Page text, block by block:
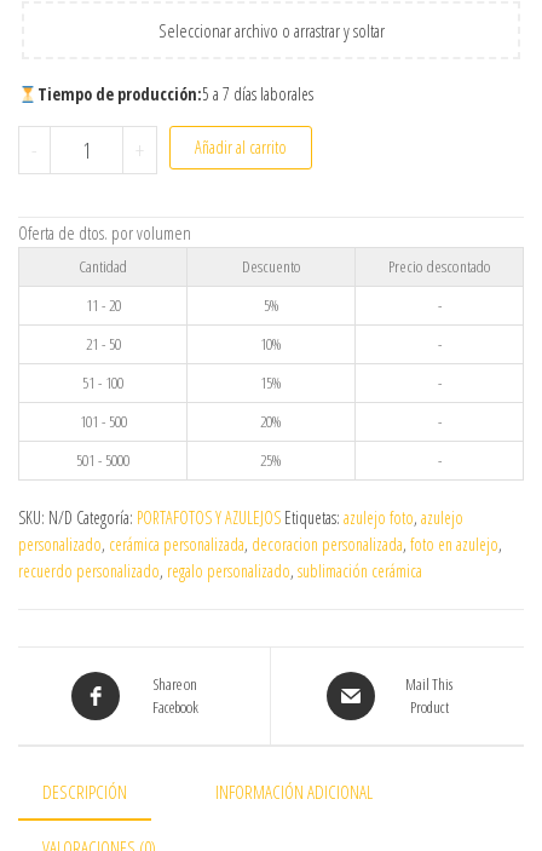
Seleccionar archivo o arrastrar y soltar
Tiempo de producción:5 a 7 días laborales
- Azulejo de cerámica personalizado con foto o diseño – Varios
+ Añadir al carrito
Oferta de dtos. por volumen
Cantidad Descuento
Precio descontado
11 - 20
5%
-
21 - 50
10%
-
51 - 100
15%
-
101 - 500
20%
-
501 - 5000
25% -
SKU: N/D Categoría: PORTAFOTOS Y AZULEJOS Etiquetas: azulejo foto, azulejo
personalizado, cerámica personalizada, decoracion personalizada, foto en azulejo,
recuerdo personalizado, regalo personalizado, sublimación cerámica
Share on
Facebook
Mail This
Product
DESCRIPCIÓN INFORMACIÓN ADICIONAL